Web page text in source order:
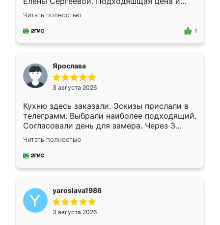
короткие сроки изготовления. Приехавший
для замера сотрудник Владислав
предложил по моему эскизу самый
Читать полностью
1
Ярослава
3 августа 2026
Кухню здесь заказали. Эскизы прислали в
телеграмм. Выбрали наиболее подходящий.
Согласовали день для замера. Через 3
недели кухня была уже готова. Остались
довольны работой. Спасибо Ренессанс
мебель за качественную работу!
Читать полностью
yaroslava1986
3 августа 2026